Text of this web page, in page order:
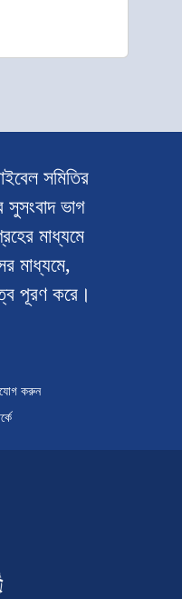
সমিতির
সুসংবাদ ভাগ
মাধ্যমে
মাধ্যমে,
পূরণ করে।
করুন